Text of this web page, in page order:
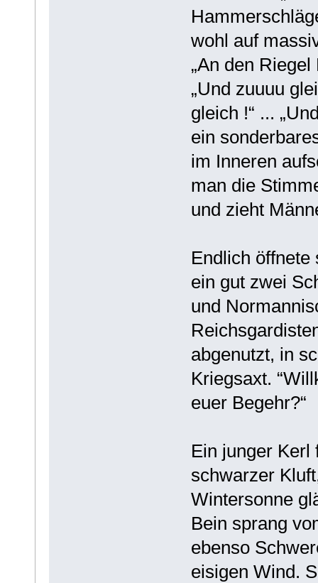
wohl auf
„An den Riegel
„Und zuuuu
gleich !“ ...
ein
im Inneren
man die
und zieht
Endlich
ein gut zwei
und
abgenutzt, in
Kriegsaxt.
euer Begehr?“
Ein junger Kerl
schwarzer
Wintersonne
Bein sprang
ebenso
eisigen Wind.